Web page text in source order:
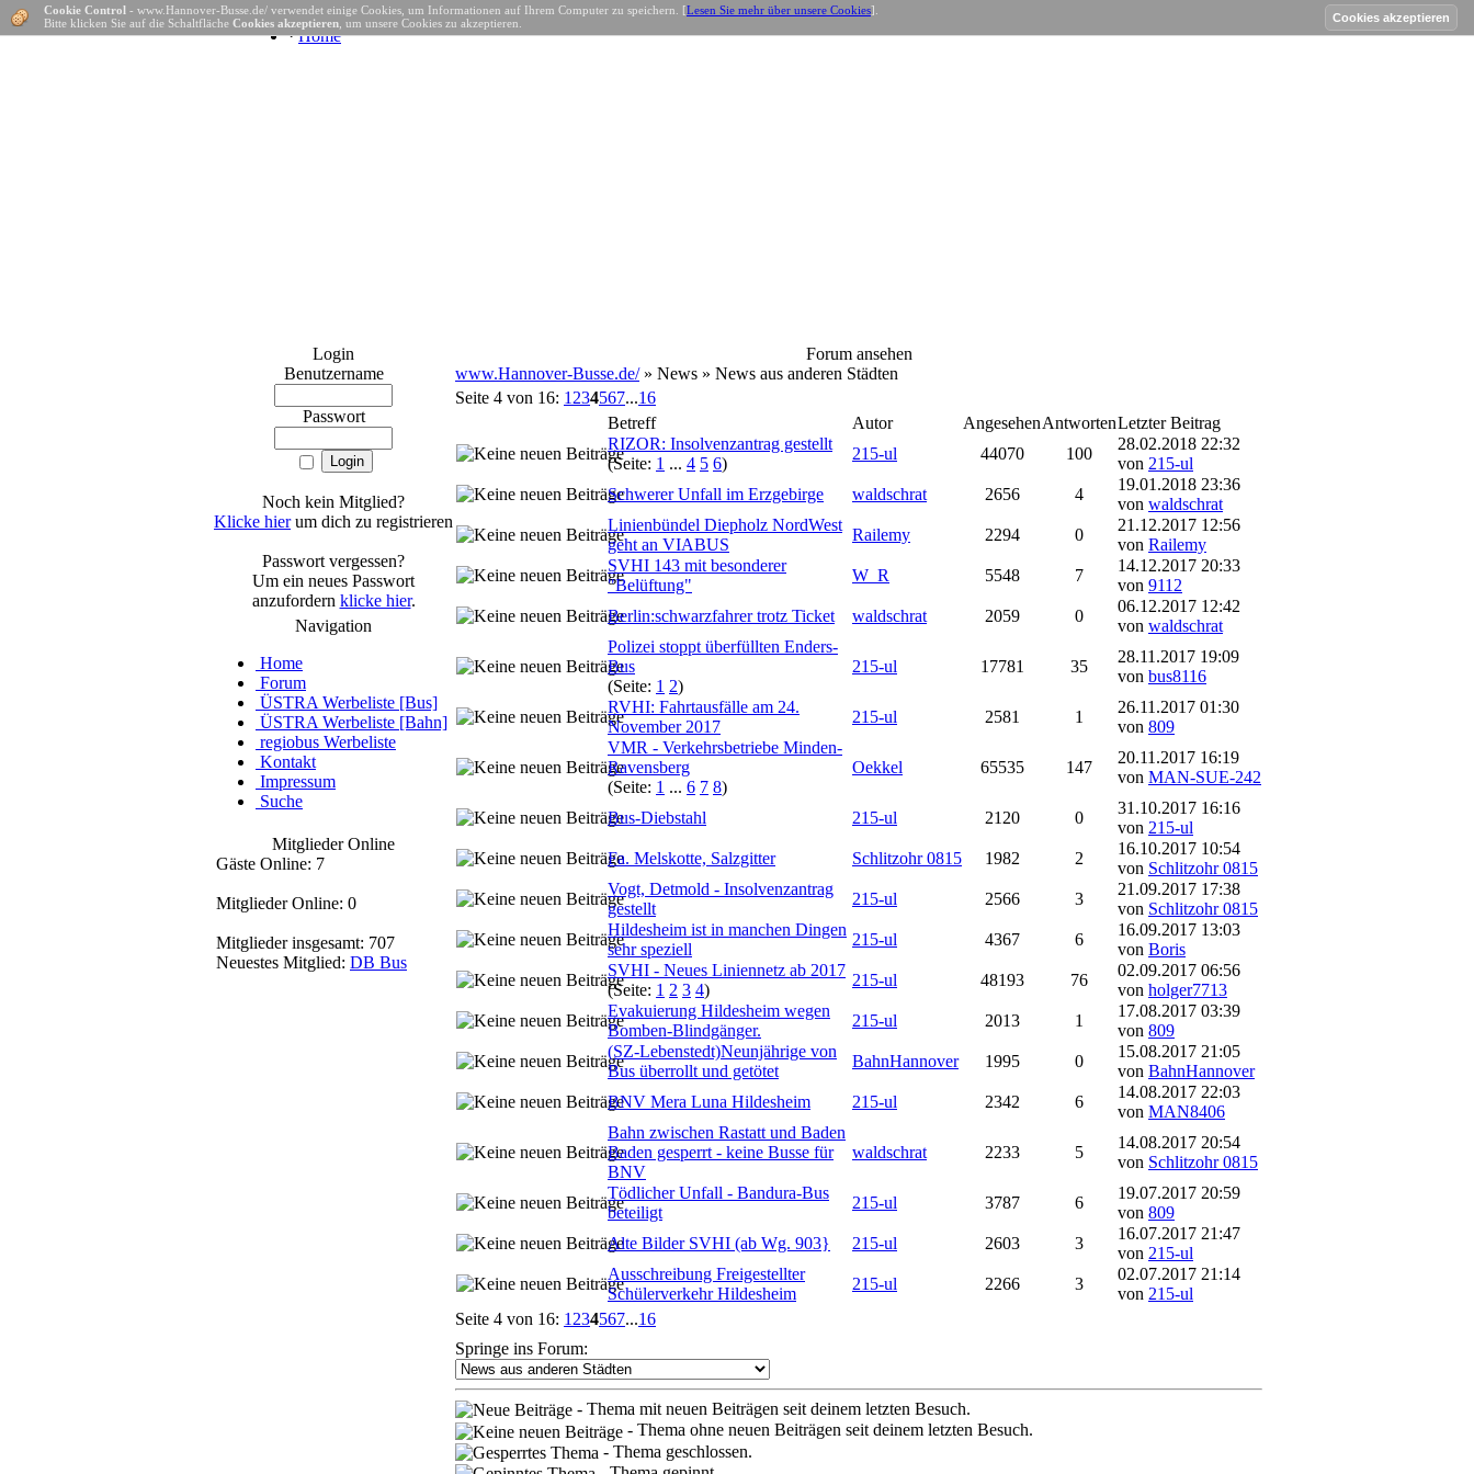
· Home
Login
Benutzername
Passwort
Noch kein Mitglied?
Klicke hierum dich zu registrieren
Passwort vergessen?
Um ein neues Passwort
anzufordern klicke hier.
Navigation
Home
Forum
ÜSTRA Werbeliste [Bus]
ÜSTRA Werbeliste [Bahn]
regiobus Werbeliste
Kontakt
Impressum
Suche
Mitglieder Online
Gäste Online: 7
Mitglieder Online: 0
Mitglieder insgesamt: 707
Neuestes Mitglied: DB Bus
Cookie Control - www.Hannover-Busse.de/ verwendet einige Cookies, um Informationen auf Ihrem Computer zu speichern. [Lesen Sie mehr über unsere Cookies].
Bitte klicken Sie auf die Schaltfläche Cookies akzeptieren , um unsere Cookies zu akzeptieren.
Forum ansehen
www.Hannover-Busse.de/» News » News aus anderen Städten
Seite 4 von 16: 1 234567...16
Betreff
Autor AngesehenAntwortenLetzter Beitrag
RIZOR: Insolvenzantrag gestellt
(Seite: 1 ... 4 5 6)
215-ul 44070 100
28.02.2018 22:32
von 215-ul
Schwerer Unfall im Erzgebirge
waldschrat 2656 4
19.01.2018 23:36
von waldschrat
Linienbündel Diepholz NordWest
geht an VIABUS
Railemy 2294 0
21.12.2017 12:56
von Railemy
SVHI 143 mit besonderer
"Belüftung"
W_R 5548 7
14.12.2017 20:33
von 9112
Berlin:schwarzfahrer trotz Ticket
waldschrat 2059 0
06.12.2017 12:42
von waldschrat
Polizei stoppt überfüllten Enders-
Bus
(Seite: 1 2)
215-ul 17781 35
28.11.2017 19:09
von bus8116
RVHI: Fahrtausfälle am 24.
November 2017
215-ul 2581 1
26.11.2017 01:30
von 809
VMR - Verkehrsbetriebe Minden-
Ravensberg
(Seite: 1 ... 6 7 8)
Oekkel 65535 147
20.11.2017 16:19
von MAN-SUE-242
Bus-Diebstahl 215-ul 2120 0
31.10.2017 16:16
von 215-ul
Fa. Melskotte, Salzgitter
Schlitzohr 0815 1982 2
16.10.2017 10:54
von Schlitzohr 0815
Vogt, Detmold - Insolvenzantrag
gestellt
215-ul 2566 3
21.09.2017 17:38
von Schlitzohr 0815
Hildesheim ist in manchen Dingen
sehr speziell
215-ul 4367 6
16.09.2017 13:03
von Boris
SVHI - Neues Liniennetz ab 2017
(Seite: 1 2 3 4)
215-ul 48193 76
02.09.2017 06:56
von holger7713
Evakuierung Hildesheim wegen
Bomben-Blindgänger.
215-ul 2013 1
17.08.2017 03:39
von 809
(SZ-Lebenstedt)Neunjährige von
Bus überrollt und getötet
BahnHannover 1995 0
15.08.2017 21:05
von BahnHannover
BNV Mera Luna Hildesheim
215-ul 2342 6
14.08.2017 22:03
von MAN8406
Bahn zwischen Rastatt und Baden
Baden gesperrt - keine Busse für
BNV
waldschrat 2233 5
14.08.2017 20:54
von Schlitzohr 0815
Tödlicher Unfall - Bandura-Bus
beteiligt
215-ul 3787 6
19.07.2017 20:59
von 809
Alte Bilder SVHI (ab Wg. 903}
215-ul 2603 3
16.07.2017 21:47
von 215-ul
Ausschreibung Freigestellter
Schülerverkehr Hildesheim
215-ul 2266 3
02.07.2017 21:14
von 215-ul
Seite 4 von 16: 1 234567...16
Springe ins Forum:
- Thema mit neuen Beiträgen seit deinem letzten Besuch.
- Thema ohne neuen Beiträgen seit deinem letzten Besuch.
- Thema geschlossen.